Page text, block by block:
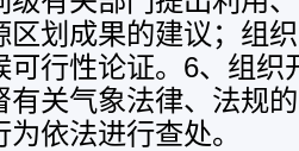
区划成果的建议；组
可行性论证。6、组织
有关气象法律、法规
依法进行查处。